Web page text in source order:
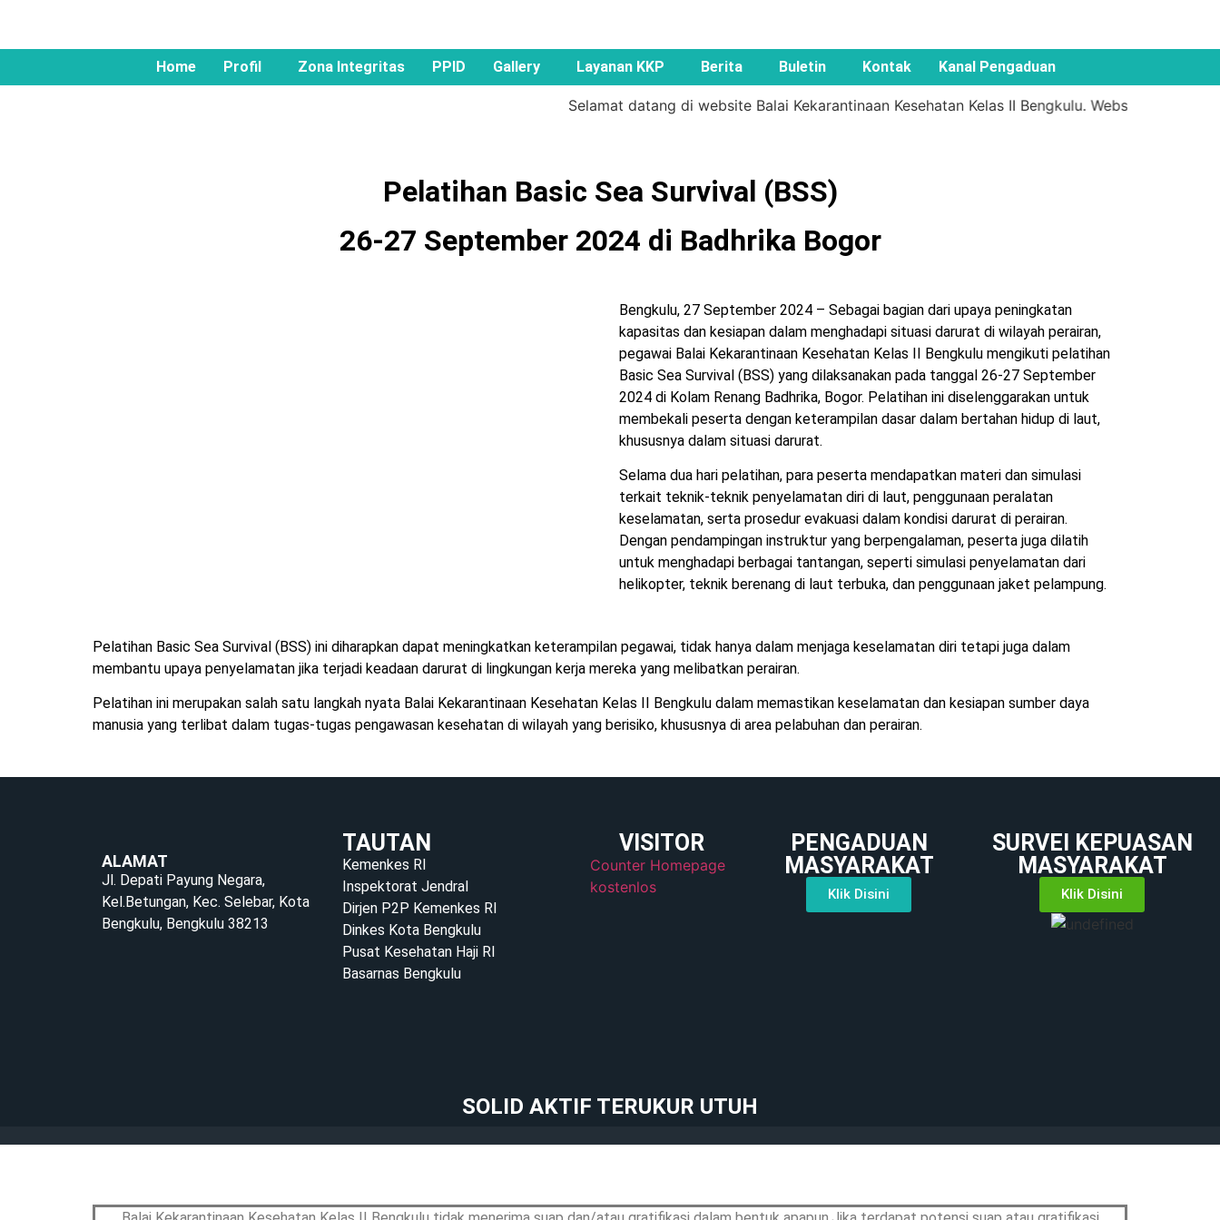
Home Profil Zona Integritas PPID Gallery Layanan KKP Berita Buletin Kontak Kanal Pengaduan
Selamat datang di website Balai Kekarantinaan Kesehatan Kelas II Bengkulu. Website ini
Pelatihan Basic Sea Survival (BSS)
26-27 September 2024 di Badhrika Bogor
Bengkulu, 27 September 2024 – Sebagai bagian dari upaya peningkatan
kapasitas dan kesiapan dalam menghadapi situasi darurat di wilayah perairan,
pegawai Balai Kekarantinaan Kesehatan Kelas II Bengkulu mengikuti pelatihan
Basic Sea Survival (BSS) yang dilaksanakan pada tanggal 26-27 September
2024 di Kolam Renang Badhrika, Bogor. Pelatihan ini diselenggarakan untuk
membekali peserta dengan keterampilan dasar dalam bertahan hidup di laut,
khususnya dalam situasi darurat.
Selama dua hari pelatihan, para peserta mendapatkan materi dan simulasi
terkait teknik-teknik penyelamatan diri di laut, penggunaan peralatan
keselamatan, serta prosedur evakuasi dalam kondisi darurat di perairan.
Dengan pendampingan instruktur yang berpengalaman, peserta juga dilatih
untuk menghadapi berbagai tantangan, seperti simulasi penyelamatan dari
helikopter, teknik berenang di laut terbuka, dan penggunaan jaket pelampung.
Pelatihan Basic Sea Survival (BSS) ini diharapkan dapat meningkatkan keterampilan pegawai, tidak hanya dalam menjaga keselamatan diri tetapi juga dalam
membantu upaya penyelamatan jika terjadi keadaan darurat di lingkungan kerja mereka yang melibatkan perairan.
Pelatihan ini merupakan salah satu langkah nyata Balai Kekarantinaan Kesehatan Kelas II Bengkulu dalam memastikan keselamatan dan kesiapan sumber daya
manusia yang terlibat dalam tugas-tugas pengawasan kesehatan di wilayah yang berisiko, khususnya di area pelabuhan dan perairan.
ALAMAT
Jl. Depati Payung Negara,
Kel.Betungan, Kec. Selebar, Kota
Bengkulu, Bengkulu 38213
TAUTAN
Kemenkes RI
Inspektorat Jendral
Dirjen P2P Kemenkes RI
Dinkes Kota Bengkulu
Pusat Kesehatan Haji RI
Basarnas Bengkulu
VISITOR
Counter Homepage
kostenlos
PENGADUAN
MASYARAKAT
Klik Disini
SURVEI KEPUASAN
MASYARAKAT
Klik Disini
SOLID AKTIF TERUKUR UTUH